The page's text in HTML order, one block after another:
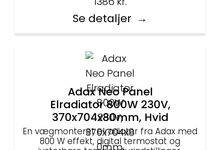
Se detaljer
Adax Neo Panel
Elradiator 800W 230V,
370x704x80mm, Hvid
En vægmonteret elradiator fra Adax med
800 W effekt, digital termostat og